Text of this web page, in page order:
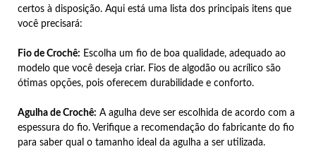
certos à disposição. Aqui está uma lista dos principais itens que
você precisará:
Fio de Crochê: Escolha um fio de boa qualidade, adequado ao
modelo que você deseja criar. Fios de algodão ou acrílico são
ótimas opções, pois oferecem durabilidade e conforto.
Agulha de Crochê: A agulha deve ser escolhida de acordo com a
espessura do fio. Verifique a recomendação do fabricante do fio
para saber qual o tamanho ideal da agulha a ser utilizada.